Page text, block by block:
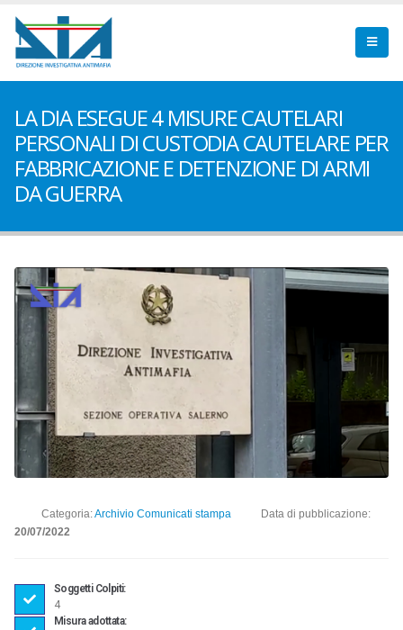
LA DIA ESEGUE 4 MISURE CAUTELARI
PERSONALI DI CUSTODIA CAUTELARE PER
FABBRICAZIONE E DETENZIONE DI ARMI
DA GUERRA
Categoria:Archivio Comunicati stampa
Data di pubblicazione:
20/07/2022
Soggetti Colpiti:
4
Misura adottata: